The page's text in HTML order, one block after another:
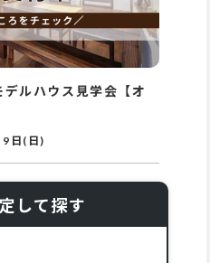
ルハウス見学会【オ
9日(日)
して探す